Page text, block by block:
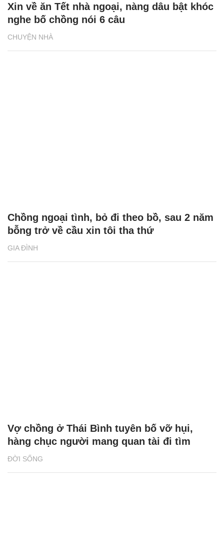
CHUYỆN NHÀ
Xin về ăn Tết nhà ngoại, nàng dâu bật khóc
nghe bố chồng nói 6 câu
GIA ĐÌNH
Chồng ngoại tình, bỏ đi theo bồ, sau 2 năm
bỗng trở về cầu xin tôi tha thứ
ĐỜI SỐNG
Vợ chồng ở Thái Bình tuyên bố vỡ hụi,
hàng chục người mang quan tài đi tìm